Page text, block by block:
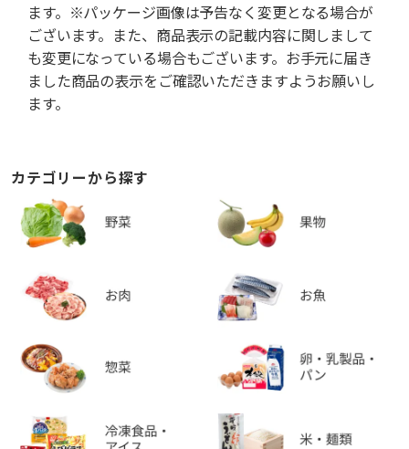
ます。※パッケージ画像は予告なく変更となる場合が
ございます。また、商品表示の記載内容に関しまして
も変更になっている場合もございます。お手元に届き
ました商品の表示をご確認いただきますようお願いし
ます。
カテゴリーから探す